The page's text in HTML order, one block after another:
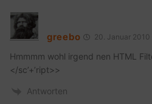
greebo 20. Januar 2010
Hmmmm wohl irgend nen HTML
</sc’+’ript>>
Antworten